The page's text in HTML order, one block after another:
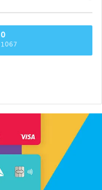
0
1067